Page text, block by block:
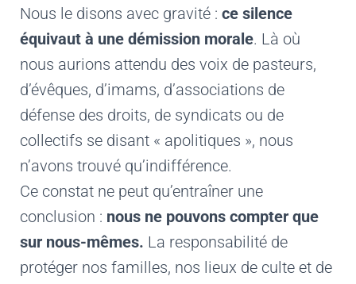
Nous le disons avec gravité : ce silence
équivaut à une démission morale. Là où
nous aurions attendu des voix de pasteurs,
d’évêques, d’imams, d’associations de
défense des droits, de syndicats ou de
collectifs se disant « apolitiques », nous
n’avons trouvé qu’indifférence.
Ce constat ne peut qu’entraîner une
conclusion : nous ne pouvons compter que
sur nous-mêmes. La responsabilité de
protéger nos familles, nos lieux de culte et de